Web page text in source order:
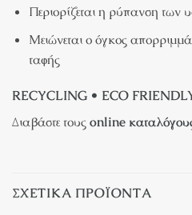
Περιορίζεται η ρύπανση των
Μειώνεται ο όγκος
ταφής
RECYCLING • ECO
Διαβάστε τουςonline
ΣΧΕΤΙΚΆ ΠΡΟΪΌΝΤΑ